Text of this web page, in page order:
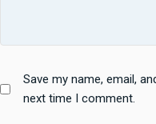
Save my name, email,
next time I comment.